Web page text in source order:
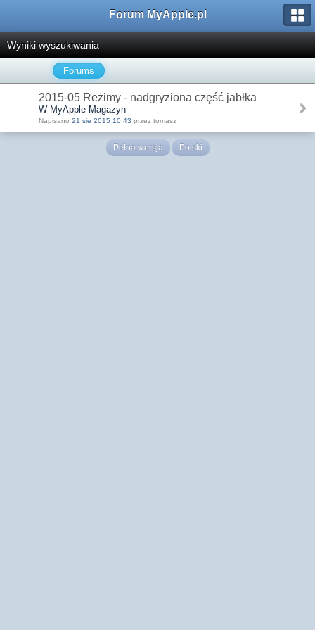
Forum MyApple.pl
Wyniki wyszukiwania
Forums
2015-05 Reżimy - nadgryziona część jabłka
W MyApple Magazyn
Napisano 21 sie 2015 10:43 przez tomasz
Pełna wersja Polski